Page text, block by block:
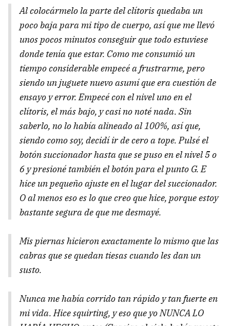
Al colocármelo la parte del clítoris quedaba un
poco baja para mi tipo de cuerpo, así que me llevó
unos pocos minutos conseguir que todo estuviese
donde tenía que estar. Como me consumió un
tiempo considerable empecé a frustrarme, pero
siendo un juguete nuevo asumí que era cuestión de
ensayo y error. Empecé con el nivel uno en el
clítoris, el más bajo, y casi no noté nada. Sin
saberlo, no lo había alineado al 100%, así que,
siendo como soy, decidí ir de cero a tope. Pulsé el
botón succionador hasta que se puso en el nivel 5 o
6 y presioné también el botón para el punto G. E
hice un pequeño ajuste en el lugar del succionador.
O al menos eso es lo que creo que hice, porque estoy
bastante segura de que me desmayé.
Mis piernas hicieron exactamente lo mismo que las
cabras que se quedan tiesas cuando les dan un
susto.
Nunca me había corrido tan rápido y tan fuerte en
mi vida. Hice squirting, y eso que yo NUNCA LO